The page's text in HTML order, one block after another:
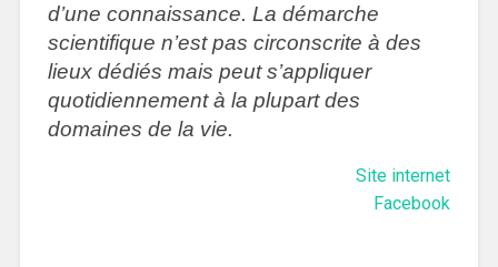
d’une connaissance. La démarche
scientifique n’est pas circonscrite à des
lieux dédiés mais peut s’appliquer
quotidiennement à la plupart des
domaines de la vie.
Site internet
Facebook